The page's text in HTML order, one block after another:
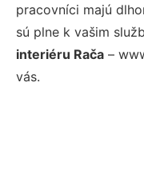
pracovníci majú
sú plne k vašim
interiéru Rača –
vás.